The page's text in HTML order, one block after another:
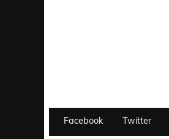
Facebook Twitter